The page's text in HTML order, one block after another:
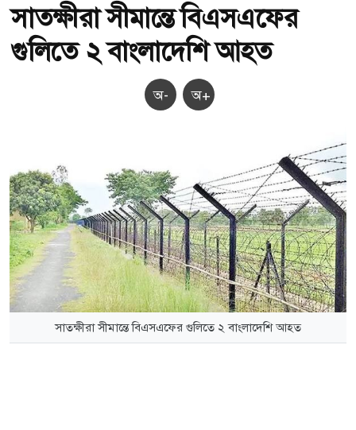
সাতক্ষীরা সীমান্তে বিএসএফের
গুলিতে ২ বাংলাদেশি আহত
অ- অ+
সাতক্ষীরা সীমান্তে বিএসএফের গুলিতে ২ বাংলাদেশি আহত